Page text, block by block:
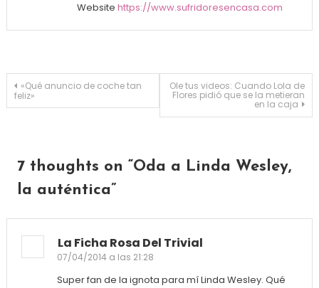
Website https://www.sufridoresencasa.com
Navegación de entradas
«Qué anuncio de coche tan
feliz»
Ole tus videos: Cuando Lola de
Flores pidió que se la metieran
en la caja
7 thoughts on “Oda a Linda Wesley,
la auténtica”
La Ficha Rosa Del Trivial
07/04/2014 a las 21:28
Super fan de la ignota para mí Linda Wesley. Qué